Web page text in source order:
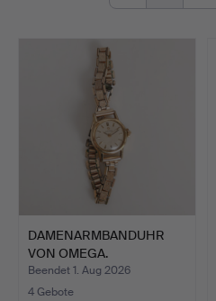
DAMENARMBANDUHR
VON OMEGA.
Beendet 1. Aug 2026
4 Gebote